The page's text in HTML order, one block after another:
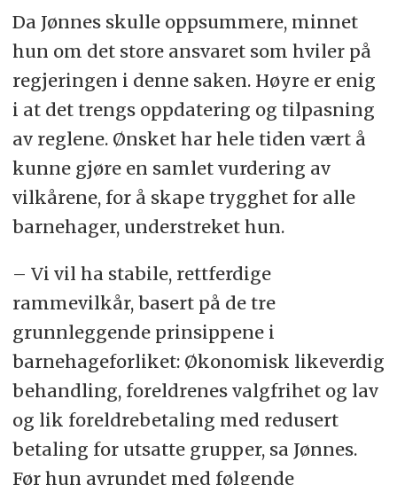
Da Jønnes skulle oppsummere, minnet
hun om det store ansvaret som hviler på
regjeringen i denne saken. Høyre er enig
i at det trengs oppdatering og tilpasning
av reglene. Ønsket har hele tiden vært å
kunne gjøre en samlet vurdering av
vilkårene, for å skape trygghet for alle
barnehager, understreket hun.
– Vi vil ha stabile, rettferdige
rammevilkår, basert på de tre
grunnleggende prinsippene i
barnehageforliket: Økonomisk likeverdig
behandling, foreldrenes valgfrihet og lav
og lik foreldrebetaling med redusert
betaling for utsatte grupper, sa Jønnes.
Før hun avrundet med følgende